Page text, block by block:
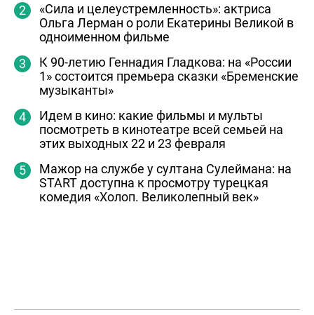
«Сила и целеустремленность»: актриса
Ольга Лерман о роли Екатерины Великой в
одноименном фильме
К 90-летию Геннадия Гладкова: на «России
1» состоится премьера сказки «Бременские
музыканты»
Идем в кино: какие фильмы и мульты
посмотреть в кинотеатре всей семьей на
этих выходных 22 и 23 февраля
Мажор на службе у султана Сулеймана: на
START доступна к просмотру турецкая
комедия «Холоп. Великолепный век»